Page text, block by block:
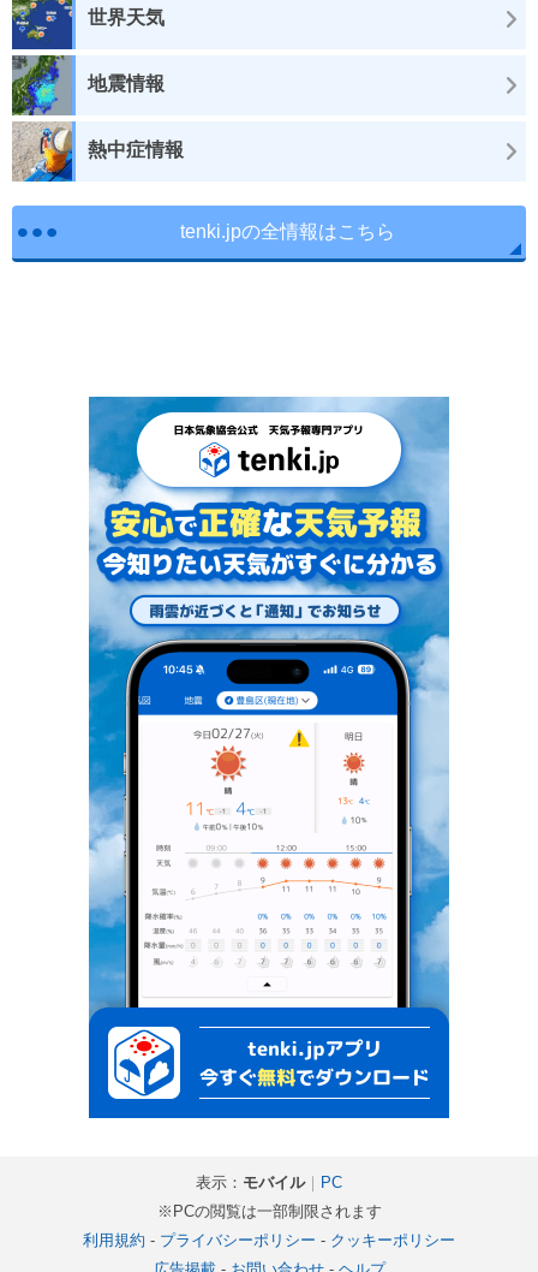
世界天気
地震情報
熱中症情報
tenki.jpの全情報はこちら
表示： モバイル｜ PC
※PCの閲覧は一部制限されます
利用規約 - プライバシーポリシー - クッキーポリシー